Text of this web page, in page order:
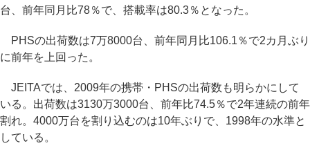
台、前年同月比78％で、搭載率は80.3％となった。
PHSの出荷数は7万8000台、前年同月比106.1％で2カ月ぶり
に前年を上回った。
JEITAでは、2009年の携帯・PHSの出荷数も明らかにして
いる。出荷数は3130万3000台、前年比74.5％で2年連続の前年
割れ。4000万台を割り込むのは10年ぶりで、1998年の水準と
している。